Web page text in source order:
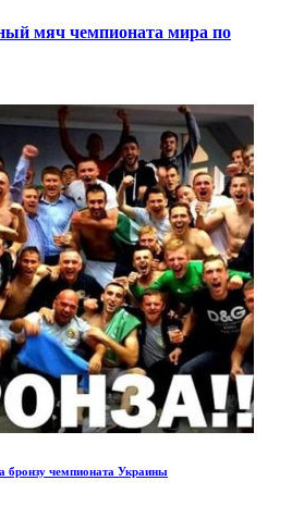
мяч чемпионата мира по
бронзу чемпионата Украины